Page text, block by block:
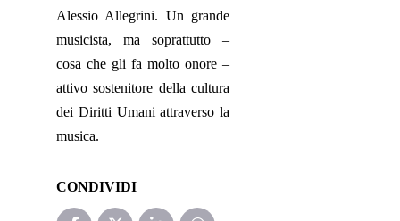
Alessio Allegrini. Un grande
musicista, ma soprattutto –
cosa che gli fa molto onore –
attivo sostenitore della cultura
dei Diritti Umani attraverso la
musica.
CONDIVIDI